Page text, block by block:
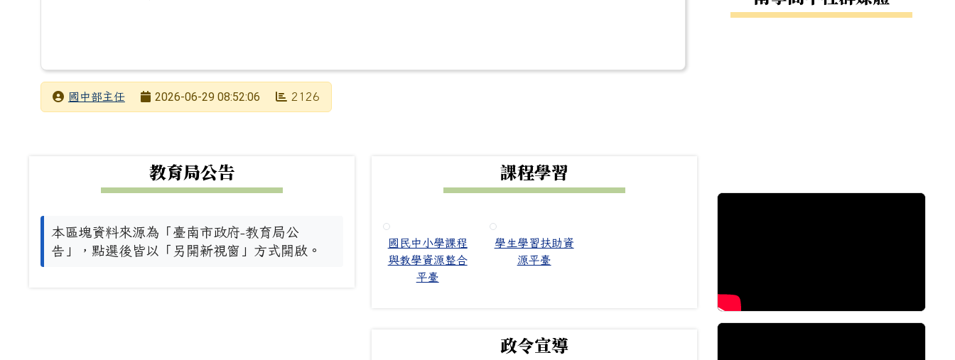
發布者國中部主任
2026-06-29 08:52:06 2126
教育局公告
本區塊資料來源為「臺南市政府-教育局公
告」，點選後皆以「另開新視窗」方式開啟。
課程學習
國民中小學課程
與教學資源整合
平臺
學生學習扶助資
源平臺
政令宣導